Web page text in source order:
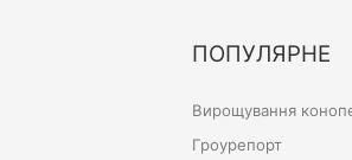
ПОПУЛЯРНЕ
Вирощування
Гроурепорт